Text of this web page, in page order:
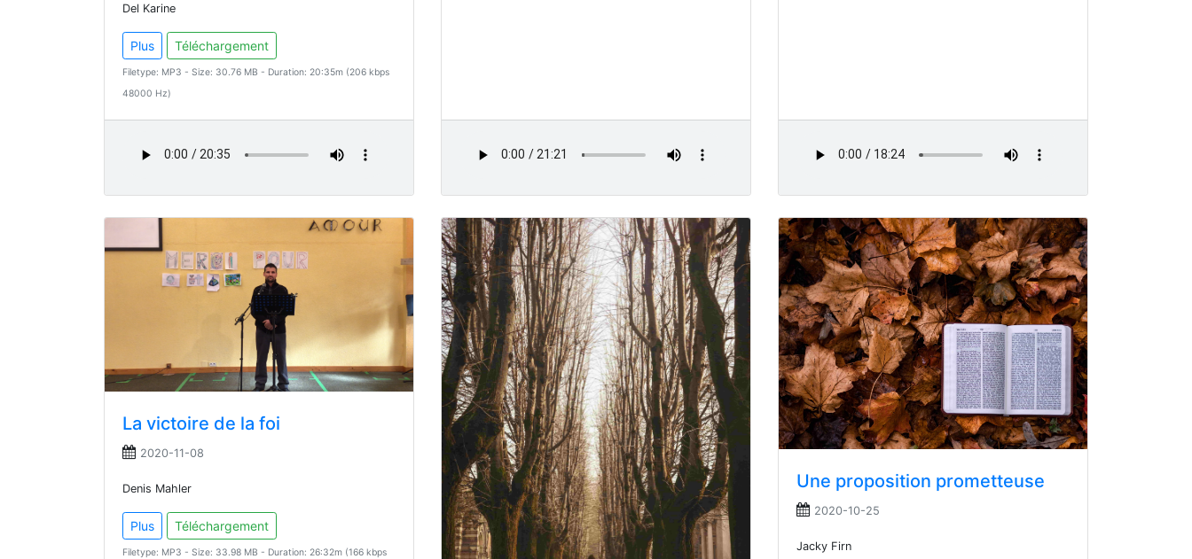
Del Karine
Plus Téléchargement
Filetype: MP3 - Size: 30.76 MB - Duration: 20:35m (206 kbps
48000 Hz)
La victoire de la foi
2020-11-08
Denis Mahler
Plus Téléchargement
Filetype: MP3 - Size: 33.98 MB - Duration: 26:32m (166 kbps
Une proposition prometteuse
2020-10-25
Jacky Firn